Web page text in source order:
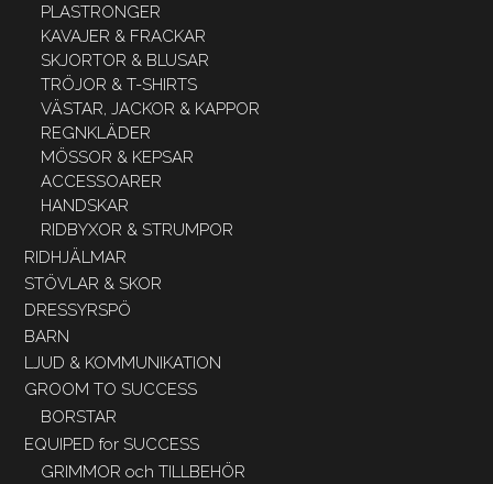
PLASTRONGER
KAVAJER & FRACKAR
SKJORTOR & BLUSAR
TRÖJOR & T-SHIRTS
VÄSTAR, JACKOR & KAPPOR
REGNKLÄDER
MÖSSOR & KEPSAR
ACCESSOARER
HANDSKAR
RIDBYXOR & STRUMPOR
RIDHJÄLMAR
STÖVLAR & SKOR
DRESSYRSPÖ
BARN
LJUD & KOMMUNIKATION
GROOM TO SUCCESS
BORSTAR
EQUIPED for SUCCESS
GRIMMOR och TILLBEHÖR